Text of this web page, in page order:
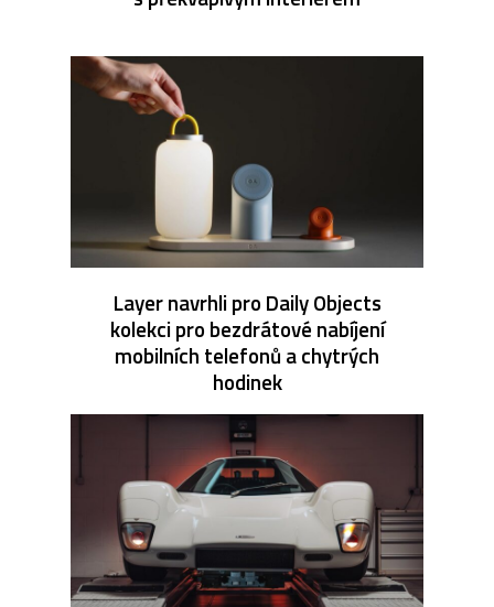
Layer navrhli pro Daily Objects
kolekci pro bezdrátové nabíjení
mobilních telefonů a chytrých
hodinek